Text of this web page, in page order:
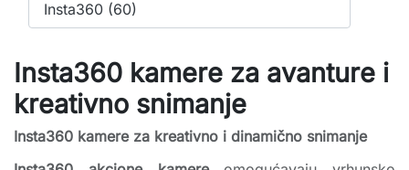
Insta360 kamere za avanture i
kreativno snimanje
Insta360 kamere za kreativno i dinamično snimanje